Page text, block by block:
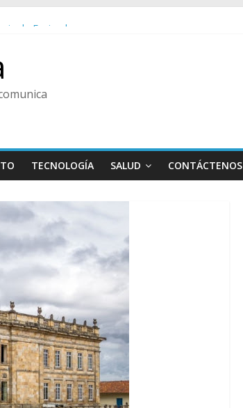
EJEMPLAR, CATEGORÍA TODA UNA VIDA
TECNOLOGÍA SALUD CONTÁCTENOS